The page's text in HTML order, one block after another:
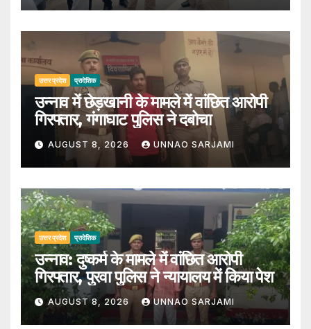
उत्तर प्रदेश प्रादेशिक
उन्नाव में छेड़खानी के मामले में वांछित आरोपी
गिरफ्तार, गंगाघाट पुलिस ने दबोचा
AUGUST 8, 2026 UNNAO SARJAMI
उत्तर प्रदेश प्रादेशिक
उन्नाव: दुष्कर्म के मामले में वांछित आरोपी
गिरफ्तार, पुरवा पुलिस ने न्यायालय में किया पेश
AUGUST 8, 2026 UNNAO SARJAMI